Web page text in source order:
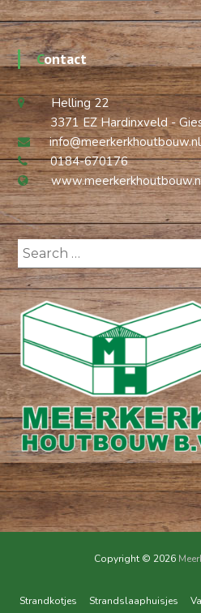
Contact
Helling 22
3371 EZ Hardinxveld -
info@meerkerkhoutbouw.nl
0184-670176
Search
for:
Copyright © 2026
Strandkotjes Strandslaaphuisjes